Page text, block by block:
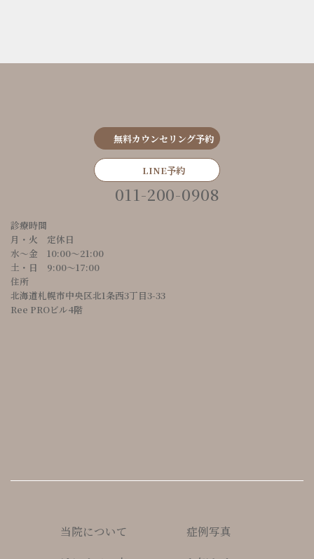
無料カウンセリング予約
LINE予約
011-200-0908
診療時間
月・火 定休日
水～金 10:00〜21:00
土・日 9:00〜17:00
住所
北海道札幌市中央区北1条西3丁目3-33
Ree PROビル4階
当院について
症例写真